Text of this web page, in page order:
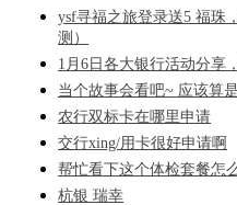
ysf寻福之旅登录送5 福珠
测）
1月6日各大银行活动分享
当个故事会看吧~ 应该算
农行双标卡在哪里申请
交行xing/用卡很好申请啊
帮忙看下这个体检套餐怎
杭银 瑞幸